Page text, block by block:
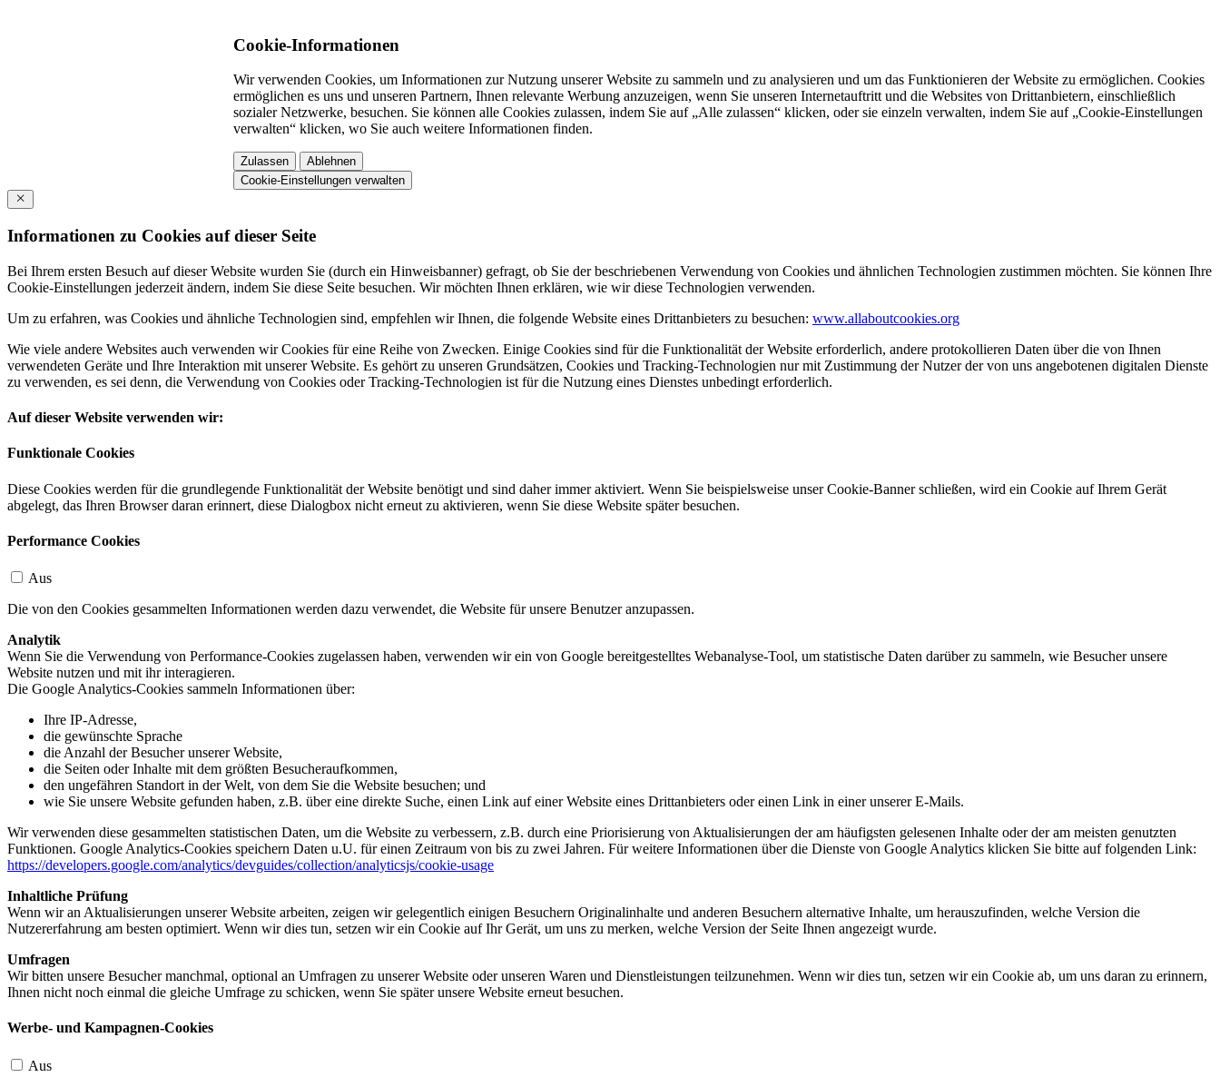
Cookie-Informationen
Wir verwenden Cookies, um Informationen zur Nutzung unserer Website zu sammeln und zu analysieren und um das Funktionieren der Website zu ermöglichen. Cookies
ermöglichen es uns und unseren Partnern, Ihnen relevante Werbung anzuzeigen, wenn Sie unseren Internetauftritt und die Websites von Drittanbietern, einschließlich
sozialer Netzwerke, besuchen. Sie können alle Cookies zulassen, indem Sie auf „Alle zulassen“ klicken, oder sie einzeln verwalten, indem Sie auf „Cookie-Einstellungen
verwalten“ klicken, wo Sie auch weitere Informationen finden.
Zulassen
Ablehnen
Cookie-Einstellungen verwalten
Informationen zu Cookies auf dieser Seite
Bei Ihrem ersten Besuch auf dieser Website wurden Sie (durch ein Hinweisbanner) gefragt, ob Sie der beschriebenen Verwendung von Cookies und ähnlichen Technologien zustimmen möchten. Sie können Ihre
Cookie-Einstellungen jederzeit ändern, indem Sie diese Seite besuchen. Wir möchten Ihnen erklären, wie wir diese Technologien verwenden.
Um zu erfahren, was Cookies und ähnliche Technologien sind, empfehlen wir Ihnen, die folgende Website eines Drittanbieters zu besuchen: www.allaboutcookies.org
Wie viele andere Websites auch verwenden wir Cookies für eine Reihe von Zwecken. Einige Cookies sind für die Funktionalität der Website erforderlich, andere protokollieren Daten über die von Ihnen
verwendeten Geräte und Ihre Interaktion mit unserer Website. Es gehört zu unseren Grundsätzen, Cookies und Tracking-Technologien nur mit Zustimmung der Nutzer der von uns angebotenen digitalen Dienste
zu verwenden, es sei denn, die Verwendung von Cookies oder Tracking-Technologien ist für die Nutzung eines Dienstes unbedingt erforderlich.
Auf dieser Website verwenden wir:
Funktionale Cookies
Diese Cookies werden für die grundlegende Funktionalität der Website benötigt und sind daher immer aktiviert. Wenn Sie beispielsweise unser Cookie-Banner schließen, wird ein Cookie auf Ihrem Gerät
abgelegt, das Ihren Browser daran erinnert, diese Dialogbox nicht erneut zu aktivieren, wenn Sie diese Website später besuchen.
Performance Cookies
Aus
Die von den Cookies gesammelten Informationen werden dazu verwendet, die Website für unsere Benutzer anzupassen.
Analytik
Wenn Sie die Verwendung von Performance-Cookies zugelassen haben, verwenden wir ein von Google bereitgestelltes Webanalyse-Tool, um statistische Daten darüber zu sammeln, wie Besucher unsere
Website nutzen und mit ihr interagieren.
Die Google Analytics-Cookies sammeln Informationen über:
Ihre IP-Adresse,
die gewünschte Sprache
die Anzahl der Besucher unserer Website,
die Seiten oder Inhalte mit dem größten Besucheraufkommen,
den ungefähren Standort in der Welt, von dem Sie die Website besuchen; und
wie Sie unsere Website gefunden haben, z.B. über eine direkte Suche, einen Link auf einer Website eines Drittanbieters oder einen Link in einer unserer E-Mails.
Wir verwenden diese gesammelten statistischen Daten, um die Website zu verbessern, z.B. durch eine Priorisierung von Aktualisierungen der am häufigsten gelesenen Inhalte oder der am meisten genutzten
Funktionen. Google Analytics-Cookies speichern Daten u.U. für einen Zeitraum von bis zu zwei Jahren. Für weitere Informationen über die Dienste von Google Analytics klicken Sie bitte auf folgenden Link:
https://developers.google.com/analytics/devguides/collection/analyticsjs/cookie-usage
Inhaltliche Prüfung
Wenn wir an Aktualisierungen unserer Website arbeiten, zeigen wir gelegentlich einigen Besuchern Originalinhalte und anderen Besuchern alternative Inhalte, um herauszufinden, welche Version die
Nutzererfahrung am besten optimiert. Wenn wir dies tun, setzen wir ein Cookie auf Ihr Gerät, um uns zu merken, welche Version der Seite Ihnen angezeigt wurde.
Umfragen
Wir bitten unsere Besucher manchmal, optional an Umfragen zu unserer Website oder unseren Waren und Dienstleistungen teilzunehmen. Wenn wir dies tun, setzen wir ein Cookie ab, um uns daran zu erinnern,
Ihnen nicht noch einmal die gleiche Umfrage zu schicken, wenn Sie später unsere Website erneut besuchen.
Werbe- und Kampagnen-Cookies
Aus